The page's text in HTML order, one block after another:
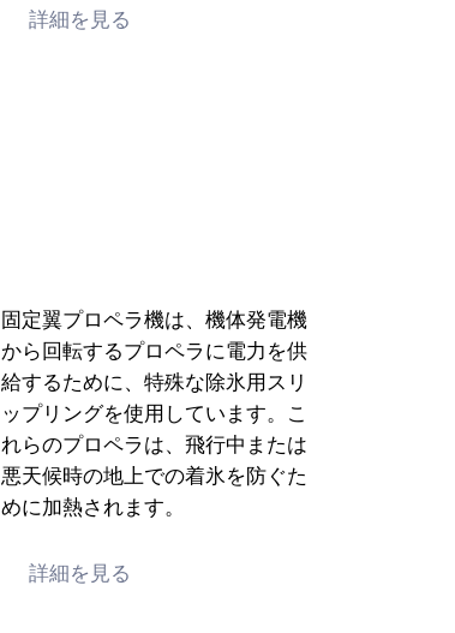
詳細を見る
固定翼プロペラ機は、機体発電機
から回転するプロペラに電力を供
給するために、特殊な除氷用スリ
ップリングを使用しています。こ
れらのプロペラは、飛行中または
悪天候時の地上での着氷を防ぐた
めに加熱されます。
詳細を見る